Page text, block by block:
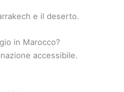
e il deserto.
in Marocco?
accessibile.